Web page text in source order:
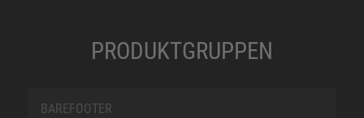
PRODUKTGRUPPEN
BAREFOOTER